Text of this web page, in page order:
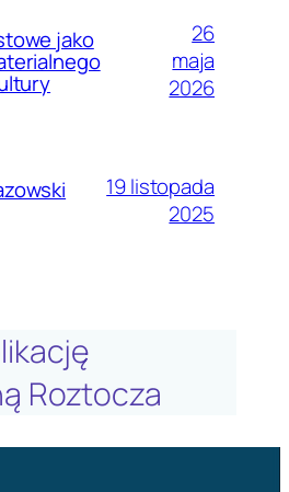
jako
26
maja
2026
19 listopada
2025
Roztocza